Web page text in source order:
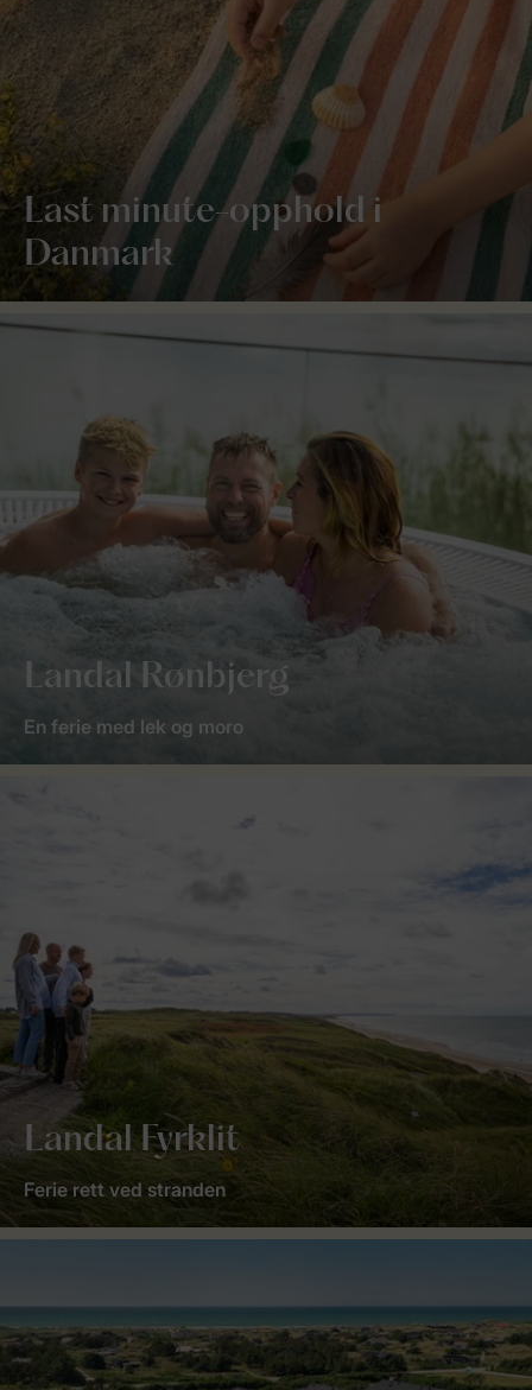
Last minute-opphold i
Danmark
Landal Rønbjerg
En ferie med lek og moro
Landal Fyrklit
Ferie rett ved stranden